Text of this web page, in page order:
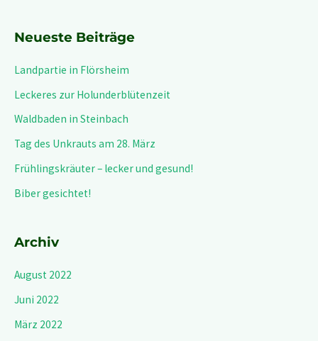
Neueste Beiträge
Landpartie in Flörsheim
Leckeres zur Holunderblütenzeit
Waldbaden in Steinbach
Tag des Unkrauts am 28. März
Frühlingskräuter – lecker und gesund!
Biber gesichtet!
Archiv
August 2022
Juni 2022
März 2022